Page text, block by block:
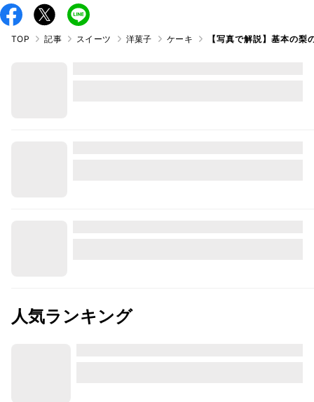
TOP 記事 スイーツ 洋菓子 ケーキ 【写真で解説】基本の
人気ランキング